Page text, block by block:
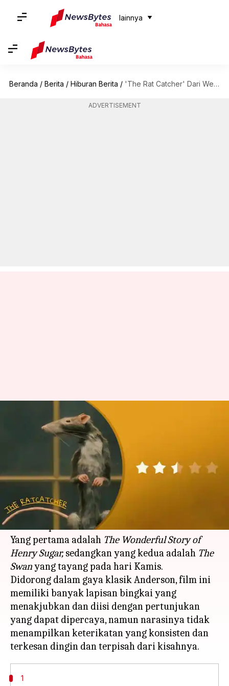
lainnya
Beranda / Berita / Hiburan Berita / 'The Rat Catcher' Dari Wes Anderson: Keterikatan Yang Tidak Konsisten
ADVERTISEMENT
'The Rat Catcher' Dari Wes
Anderson: Keterikatan Yang
Tidak Konsisten
Oct 03, 2023 10:57 am
Apa ceritanya
The Rat Catcheradalah film ketiga dari empat
seri film pendek Wes Anderson untuk Netflix.
Yang pertama adalah The Wonderful Story of
Henry Sugar, sedangkan yang kedua adalah The
Swanyang tayang pada hari Kamis.
Didorong dalam gaya klasik Anderson, film ini
memiliki banyak lapisan bingkai yang
menakjubkan dan diisi dengan pertunjukan
yang dapat dipercaya, namun narasinya tidak
menampilkan keterikatan yang konsisten dan
1